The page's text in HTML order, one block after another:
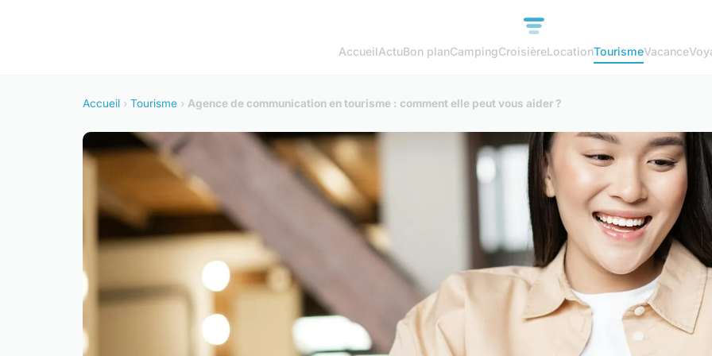
AccueilActuBon planCampingCroisièreLocationTourismeVacance
Accueil › Tourisme › Agence de communication en tourisme : comment elle peut vous aider ?